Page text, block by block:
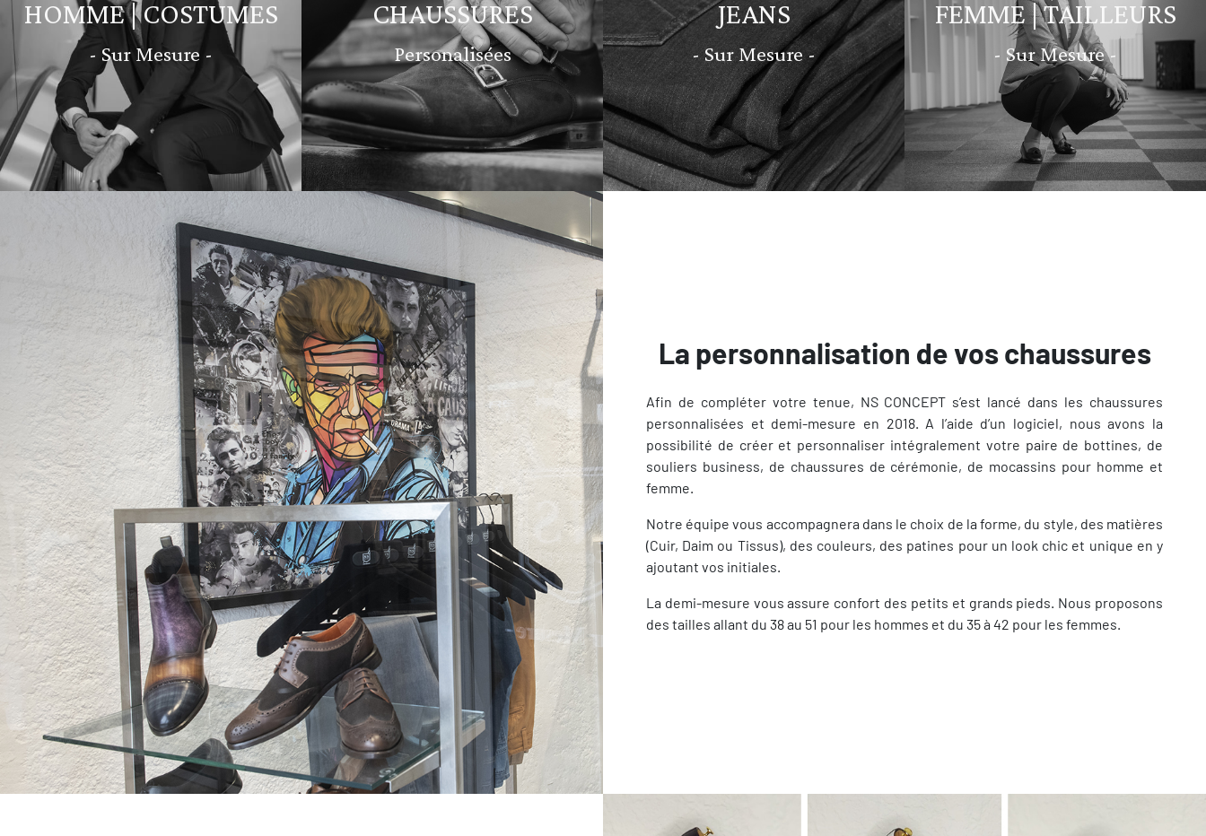
HOMME | COSTUMES
- Sur Mesure -
CHAUSSURES
Personalisées
JEANS
- Sur Mesure -
FEMME | TAILLEURS
- Sur Mesure -
La personnalisation de vos chaussures
Afin de compléter votre tenue, NS CONCEPT s’est lancé dans les chaussures
personnalisées et demi-mesure en 2018. A l’aide d’un logiciel, nous avons la
possibilité de créer et personnaliser intégralement votre paire de bottines, de
souliers business, de chaussures de cérémonie, de mocassins pour homme et
femme.
Notre équipe vous accompagnera dans le choix de la forme, du style, des matières
(Cuir, Daim ou Tissus), des couleurs, des patines pour un look chic et unique en y
ajoutant vos initiales.
La demi-mesure vous assure confort des petits et grands pieds. Nous proposons
des tailles allant du 38 au 51 pour les hommes et du 35 à 42 pour les femmes.